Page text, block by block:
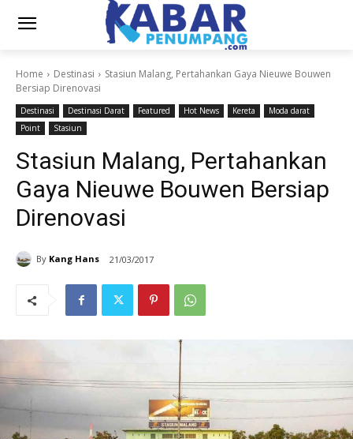
Home Destinasi
Stasiun Malang, Pertahankan Gaya Nieuwe Bouwen
Bersiap Direnovasi
Destinasi Destinasi Darat Featured Hot News Kereta
Moda darat
Point
Stasiun
Stasiun Malang, Pertahankan
Gaya Nieuwe Bouwen Bersiap
Direnovasi
By Kang Hans 21/03/2017